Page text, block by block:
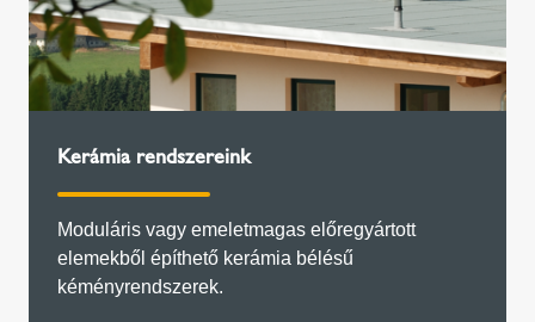
Kerámia rendszereink
Moduláris vagy emeletmagas előregyártott
elemekből építhető kerámia bélésű
kéményrendszerek.